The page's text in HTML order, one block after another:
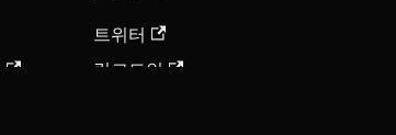
트위터
링크드인